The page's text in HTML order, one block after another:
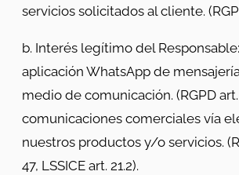
servicios solicitados al cliente.
b. Interés legítimo del
aplicación WhatsApp de
medio de comunicación. (RGPD art.
comunicaciones comerciales vía
nuestros productos y/o servicios.
47, LSSICE art. 21.2).